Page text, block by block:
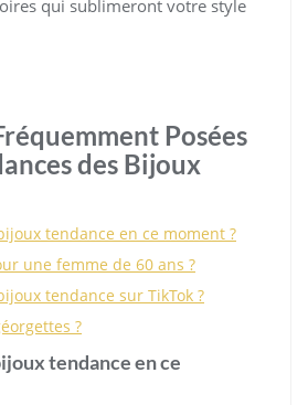
qui sublimeront votre style
Posées
des Bijoux
tendance en ce moment ?
une femme de 60 ans ?
tendance sur TikTok ?
?
tendance en ce